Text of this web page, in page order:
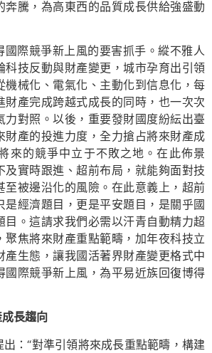
奔騰，為高東西的品質成長供給強盛動
國際競爭新上風的要害抓手。縱不雅人
科技反動與財產變更，城市孕育出引領
機械化、電氣化、主動化到信息化，每
財產完成跨越式成長的同時，也一次次
力對照。以後，重要發財國度紛紜出臺
財產的投進力度，全力搶占將來財產成
來的競爭中立于不敗之地。在此佈景
及實時跟進、超前布局，就能夠面對技
至被邊沿化的風險。在此意義上，超前
是經濟題目，更是平安題目，是關乎國
目。這請求我們必需以汗青自動精力超
聚焦將來財產重點範疇，加年夜科技立
產生態，讓我國活著界財產變更格式中
國際競爭新上風，為平易近族回復博得
長趨向
出：“對準引領將來成長重點範疇，構建